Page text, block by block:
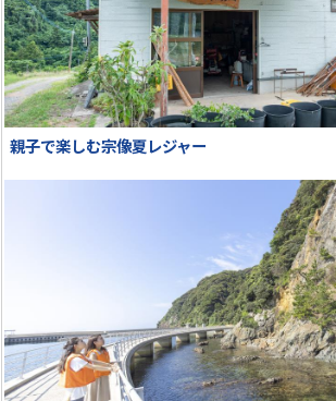
親子で楽しむ宗像夏レジャー